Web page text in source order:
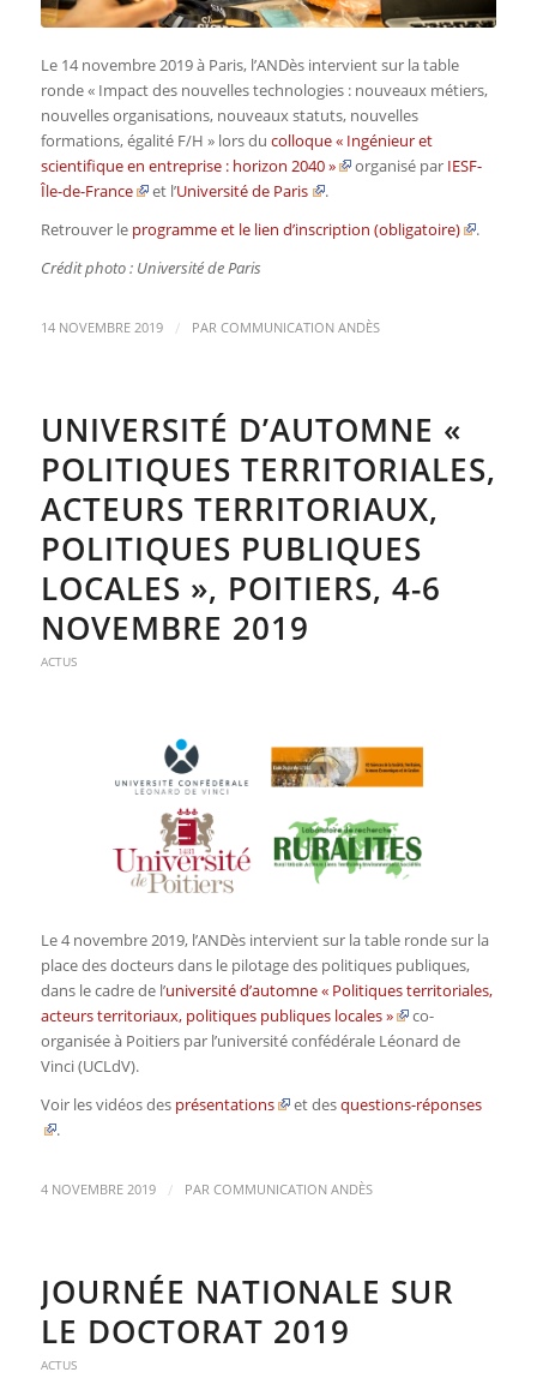
Le 14 novembre 2019 à Paris, l’ANDès intervient sur la table
ronde « Impact des nouvelles technologies : nouveaux métiers,
nouvelles organisations, nouveaux statuts, nouvelles
formations, égalité F/H » lors du colloque « Ingénieur et
scientifique en entreprise : horizon 2040 »
organisé par IESF-
Île-de-France
et l’Université de Paris
.
Retrouver le programme et le lien d’inscription (obligatoire)
.
Crédit photo : Université de Paris
14 NOVEMBRE 2019 / PAR COMMUNICATION ANDÈS
UNIVERSITÉ D’AUTOMNE «
POLITIQUES TERRITORIALES,
ACTEURS TERRITORIAUX,
POLITIQUES PUBLIQUES
LOCALES », POITIERS, 4-6
NOVEMBRE 2019
ACTUS
Le 4 novembre 2019, l’ANDès intervient sur la table ronde sur la
place des docteurs dans le pilotage des politiques publiques,
dans le cadre de l’université d’automne « Politiques territoriales,
acteurs territoriaux, politiques publiques locales »
co-
organisée à Poitiers par l’université confédérale Léonard de
Vinci (UCLdV).
Voir les vidéos des présentations et desquestions-réponses
.
4 NOVEMBRE 2019 / PAR COMMUNICATION ANDÈS
JOURNÉE NATIONALE SUR
LE DOCTORAT 2019
ACTUS